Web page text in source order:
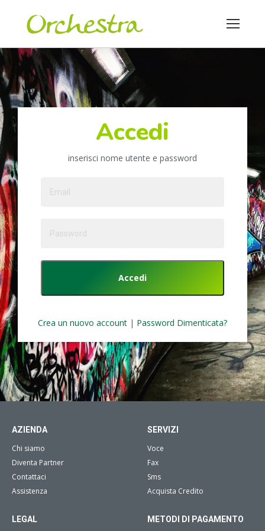
Accedi
inserisci nome utente e password
Crea un nuovo account | Password Dimenticata?
AZIENDA
Chi siamo
Diventa Partner
Contattaci
Assistenza
SERVIZI
Voce
Fax
Sms
Acquista Credito
LEGAL METODI DI PAGAMENTO